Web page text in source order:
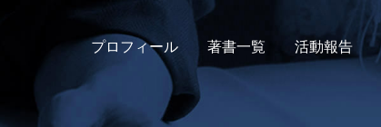
プロフィール 著書一覧 活動報告